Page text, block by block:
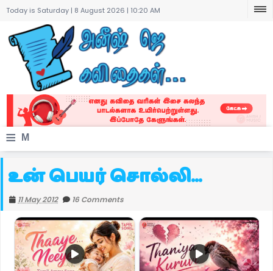
Today is Saturday | 8 August 2026 | 10:20 AM
≡ M
n
u
உன் பெயர் சொல்லி...
11 May 2012 16 Comments